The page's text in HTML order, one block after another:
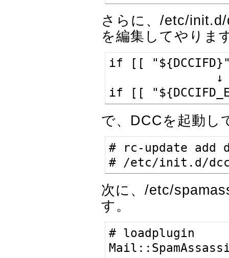
さらに、/etc/
を編集してやりま
if [[
if [[
で、DCCを起動し
# rc-update add
# /etc/init.d/
次に、/etc/
す。
# loadplugin